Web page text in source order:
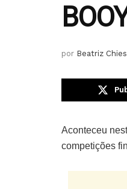
por Beatriz
Aconteceu
competições